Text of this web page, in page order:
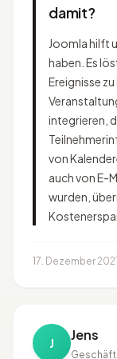
damit?
Joomla hilft
haben. Es
Ereignisse
integrieren,
von
auch von E-
wurden,
17. Dezember 2021
J Jens